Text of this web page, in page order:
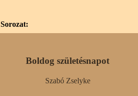
Sorozat:
Boldog születésnapot
Szabó Zselyke